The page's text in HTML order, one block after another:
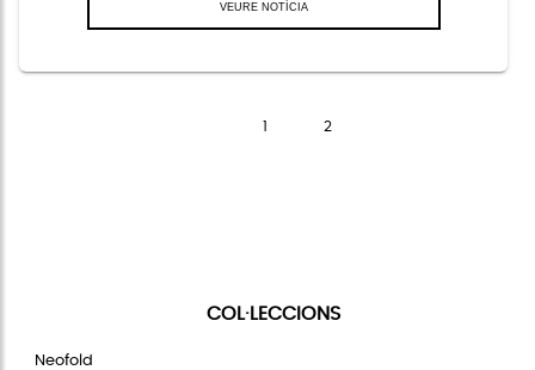
VEURE NOTÍCIA
2
COL·LECCIONS
Neofold